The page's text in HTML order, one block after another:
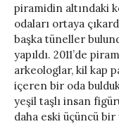
piramidin altındaki
odaları ortaya
başka tüneller
yapıldı. 2011’de
arkeologlar, kil kap
içeren bir oda
yeşil taşlı insan
daha eski üçüncü